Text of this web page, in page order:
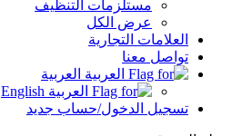
مستلزمات التنظيف
عرض الكل
العلامات التجارية
تواصل معنا
العربية
English
تسجيل الدخول/حساب جديد